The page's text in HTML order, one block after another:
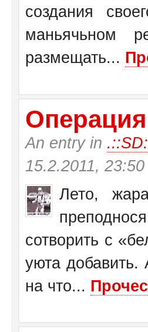
создания
маньячьном
размещать...
An entry in
15.2.2011, 23:50
Лето,
сотворить с
уюта добавить.
на что...